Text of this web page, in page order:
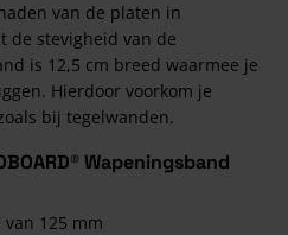
van de platen in
de stevigheid van de
is 12,5 cm breed waarmee je
Hierdoor voorkom je
bij tegelwanden.
Wapeningsband
125 mm